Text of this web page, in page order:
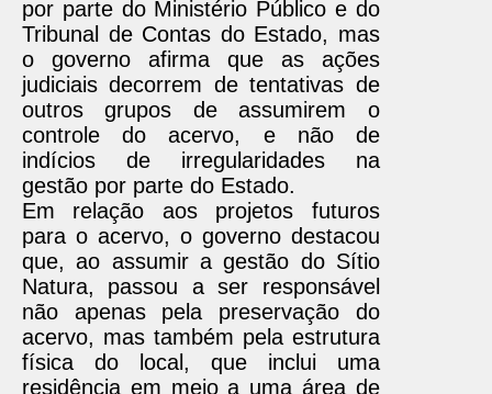
por parte do Ministério Público e do
Tribunal de Contas do Estado, mas
o governo afirma que as ações
judiciais decorrem de tentativas de
outros grupos de assumirem o
controle do acervo, e não de
indícios de irregularidades na
gestão por parte do Estado.
Em relação aos projetos futuros
para o acervo, o governo destacou
que, ao assumir a gestão do Sítio
Natura, passou a ser responsável
não apenas pela preservação do
acervo, mas também pela estrutura
física do local, que inclui uma
residência em meio a uma área de